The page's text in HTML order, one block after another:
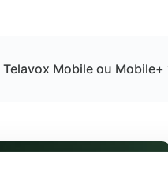
Mobile ou Mobile+